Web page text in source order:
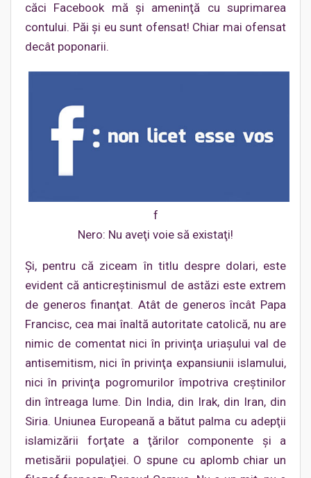
căci Facebook mă şi ameninţă cu suprimarea
contului. Păi şi eu sunt ofensat! Chiar mai ofensat
decât poponarii.
f
Nero: Nu aveţi voie să existaţi!
Şi, pentru că ziceam în titlu despre dolari, este
evident că anticreştinismul de astăzi este extrem
de generos finanţat. Atât de generos încât Papa
Francisc, cea mai înaltă autoritate catolică, nu are
nimic de comentat nici în privinţa uriaşului val de
antisemitism, nici în privinţa expansiunii islamului,
nici în privinţa pogromurilor împotriva creştinilor
din întreaga lume. Din India, din Irak, din Iran, din
Siria. Uniunea Europeană a bătut palma cu adepţii
islamizării forţate a ţărilor componente şi a
metisării populaţiei. O spune cu aplomb chiar un